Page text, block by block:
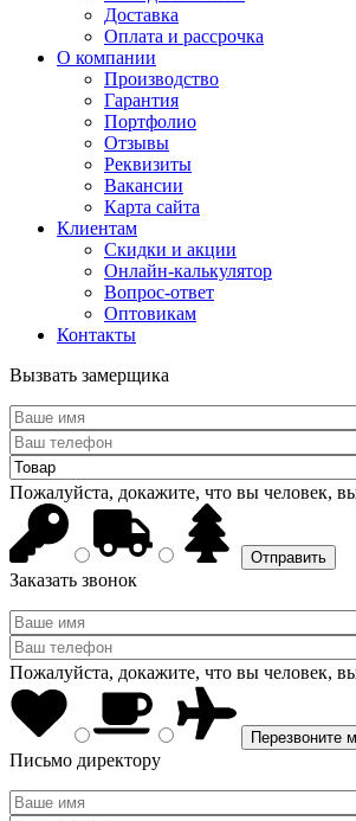
Доставка
Оплата и рассрочка
О компании
Производство
Гарантия
Портфолио
Отзывы
Реквизиты
Вакансии
Карта сайта
Клиентам
Скидки и акции
Онлайн-калькулятор
Вопрос-ответ
Оптовикам
Контакты
Вызвать замерщика
Пожалуйста, докажите, что вы человек,
Заказать звонок
Пожалуйста, докажите, что вы человек,
Письмо директору